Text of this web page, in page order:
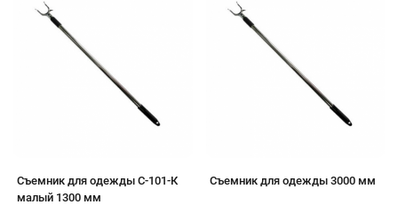
Съемник для одежды С-101-К
малый 1300 мм
Съемник для одежды 3000 мм